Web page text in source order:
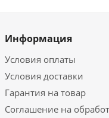
Информация
Условия оплаты
Условия доставки
Гарантия на товар
Соглашение на